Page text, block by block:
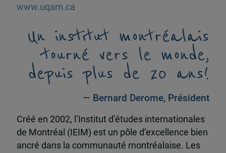
www.uqam.ca
Un institut montréalais
tourné vers le monde,
depuis plus de 20 ans!
— Bernard Derome, Président
Créé en 2002, l’Institut d’études internationales
de Montréal (IEIM) est un pôle d’excellence bien
ancré dans la communauté montréalaise. Les